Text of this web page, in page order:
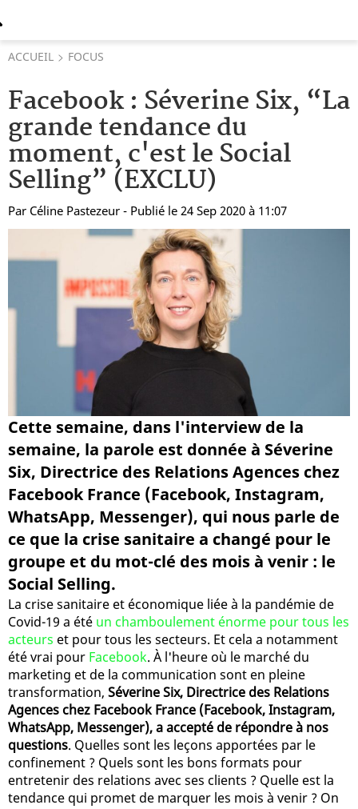
ACCUEIL FOCUS
Facebook : Séverine Six, “La
grande tendance du
moment, c'est le Social
Selling” (EXCLU)
Par Céline Pastezeur - Publié le 24 Sep 2020 à 11:07
Cette semaine, dans l'interview de la
semaine, la parole est donnée à Séverine
Six, Directrice des Relations Agences chez
Facebook France (Facebook, Instagram,
WhatsApp, Messenger), qui nous parle de
ce que la crise sanitaire a changé pour le
groupe et du mot-clé des mois à venir : le
Social Selling.
La crise sanitaire et économique liée à la pandémie de
Covid-19 a été un chamboulement énorme pour tous les
acteurs et pour tous les secteurs. Et cela a notamment
été vrai pour Facebook. À l'heure où le marché du
marketing et de la communication sont en pleine
transformation, Séverine Six, Directrice des Relations
Agences chez Facebook France (Facebook, Instagram,
WhatsApp, Messenger), a accepté de répondre à nos
questions. Quelles sont les leçons apportées par le
confinement ? Quels sont les bons formats pour
entretenir des relations avec ses clients ? Quelle est la
tendance qui promet de marquer les mois à venir ? On